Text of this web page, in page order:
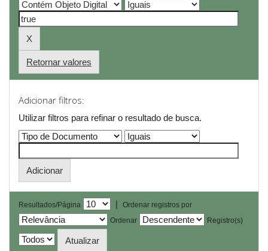
Retornar valores
Adicionar filtros:
Utilizar filtros para refinar o resultado de busca.
Resultados/Página |
Ordenar registros por
Ordenar
Registro(s)